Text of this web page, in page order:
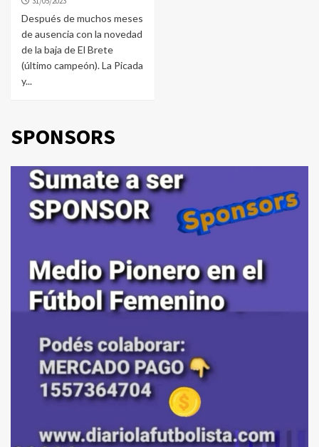
Después de muchos meses
de ausencia con la novedad
de la baja de El Brete
(último campeón). La Picada
y...
SPONSORS